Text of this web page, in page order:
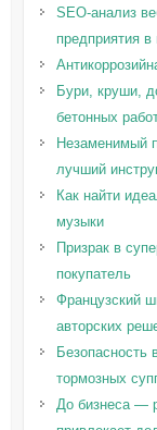
SEO-анализ
предприятия
Бури, круши,
бетонных
Незаменимый
лучший
Как найти
музыки
Призрак в
покупатель
Французский
авторских
Безопасность
тормозных
До бизнеса —